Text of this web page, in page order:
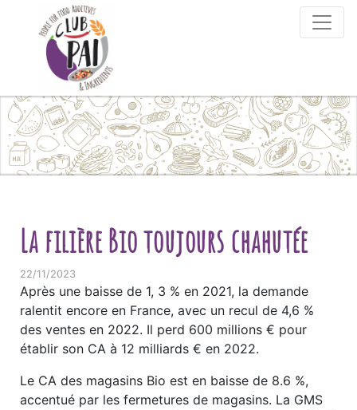
Skip to content
La filière Bio toujours chahutée
22/11/2023
Après une baisse de 1, 3 % en 2021, la demande
ralentit encore en France, avec un recul de 4,6 %
des ventes en 2022. Il perd 600 millions € pour
établir son CA à 12 milliards € en 2022.
Le CA des magasins Bio est en baisse de 8.6 %,
accentué par les fermetures de magasins. La GMS